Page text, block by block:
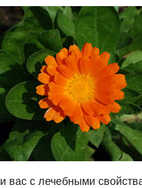
вас с лечебными